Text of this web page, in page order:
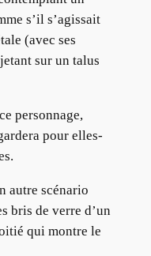
s’il s’agissait
(avec ses
sur un talus
personnage,
pour elles-
autre scénario
bris de verre d’un
qui montre le